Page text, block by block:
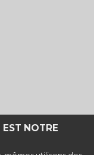
EST NOTRE
Haut de page